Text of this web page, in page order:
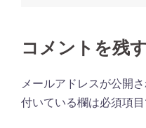
シ
ョ
ン
コメントを残
メールアドレスが公開
付いている欄は必須項